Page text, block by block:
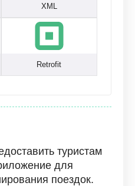
XML
Retrofit
туристам
для
поездок.